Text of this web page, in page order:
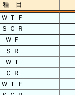
種 目
Ｗ Ｔ Ｆ
Ｓ Ｃ Ｒ
Ｗ Ｆ
Ｓ Ｒ
Ｗ Ｔ
Ｃ Ｒ
Ｗ Ｔ Ｆ